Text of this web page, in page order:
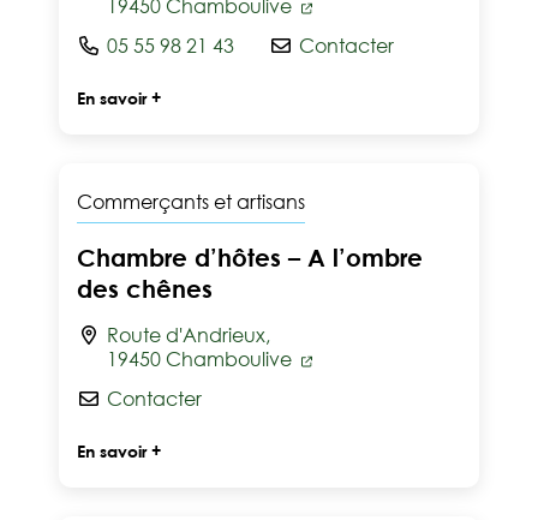
19450 Chamboulive
05 55 98 21 43
Contacter
En savoir +
Commerçants et artisans
Chambre d’hôtes – A l’ombre
des chênes
Route d'Andrieux,
19450 Chamboulive
Contacter
En savoir +